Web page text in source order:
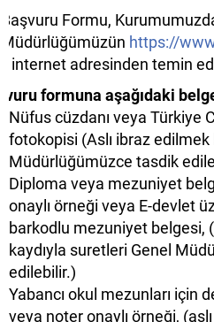
Başvuru Formu,
Müdürlüğümüzün https://
internet adresinden temin
formuna aşağıdaki
Nüfus cüzdanı veya Türkiye
fotokopisi (Aslı ibraz
Müdürlüğümüzce tasdik
Diploma veya mezuniyet
onaylı örneği veya E-devlet
barkodlu mezuniyet belgesi,
kaydıyla suretleri Genel
edilebilir.)
Yabancı okul mezunları için
veya noter onaylı örneği,